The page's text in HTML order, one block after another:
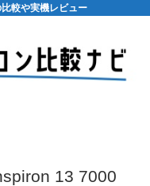
較や実機レビュー
13 7000